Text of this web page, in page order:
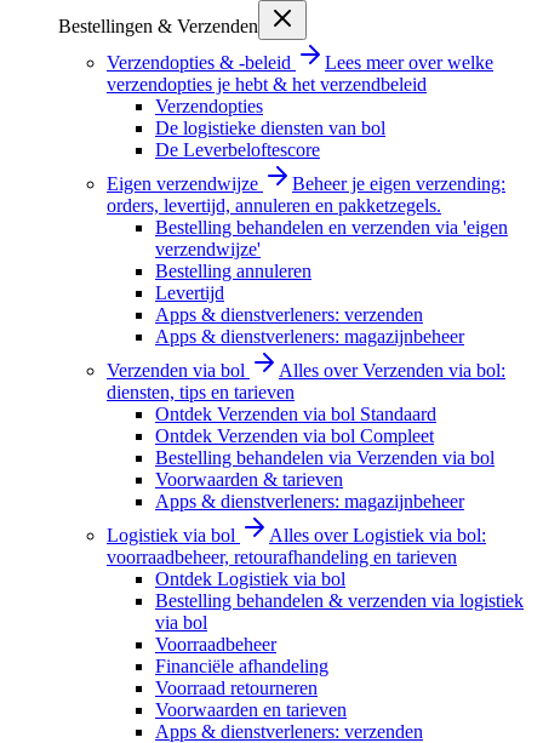
Bestellingen & Verzenden
Verzendopties & -beleid
Lees meer over welke
verzendopties je hebt & het verzendbeleid
Verzendopties
De logistieke diensten van bol
De Leverbeloftescore
Eigen verzendwijze
Beheer je eigen verzending:
orders, levertijd, annuleren en pakketzegels.
Bestelling behandelen en verzenden via 'eigen
verzendwijze'
Bestelling annuleren
Levertijd
Apps & dienstverleners: verzenden
Apps & dienstverleners: magazijnbeheer
Verzenden via bol
Alles over Verzenden via bol:
diensten, tips en tarieven
Ontdek Verzenden via bol Standaard
Ontdek Verzenden via bol Compleet
Bestelling behandelen via Verzenden via bol
Voorwaarden & tarieven
Apps & dienstverleners: magazijnbeheer
Logistiek via bol
Alles over Logistiek via bol:
voorraadbeheer, retourafhandeling en tarieven
Ontdek Logistiek via bol
Bestelling behandelen & verzenden via logistiek
via bol
Voorraadbeheer
Financiële afhandeling
Voorraad retourneren
Voorwaarden en tarieven
Apps & dienstverleners: verzenden